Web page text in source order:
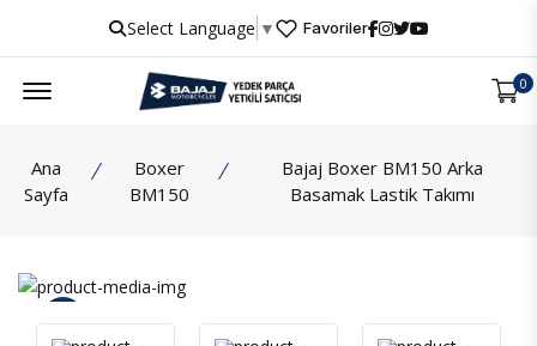
Select Language ▼ Favoriler
0
Ana
Sayfa
Boxer
BM150
Bajaj Boxer BM150 Arka
Basamak Lastik Takımı